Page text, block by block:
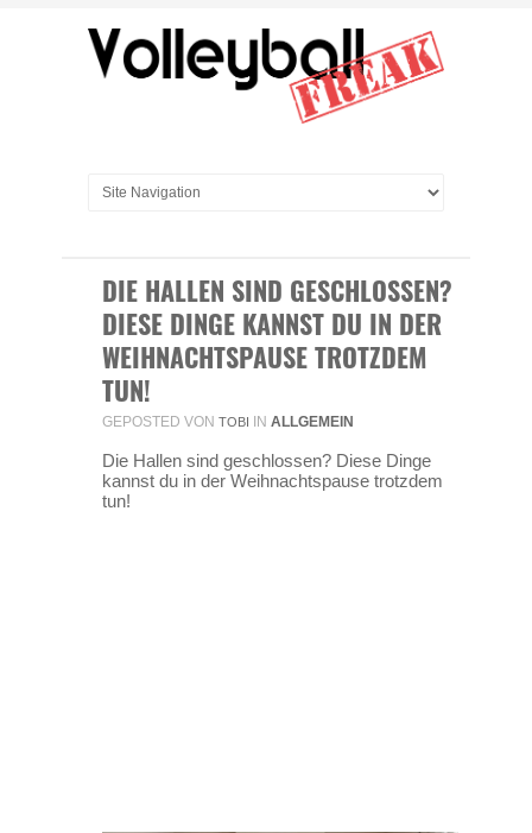
DIE HALLEN SIND GESCHLOSSEN?
DIESE DINGE KANNST DU IN DER
WEIHNACHTSPAUSE TROTZDEM
TUN!
GEPOSTED VON TOBI IN ALLGEMEIN
Die Hallen sind geschlossen? Diese Dinge
kannst du in der Weihnachtspause trotzdem
tun!